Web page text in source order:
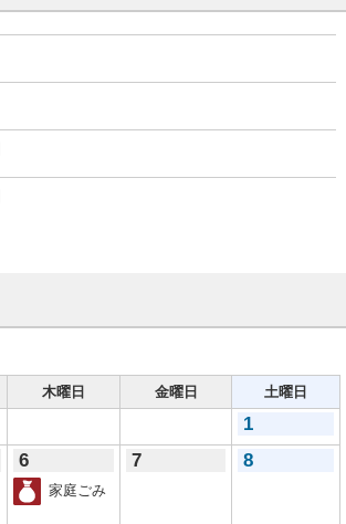
木曜日 金曜日 土曜日
1
6
家庭ごみ
7 8